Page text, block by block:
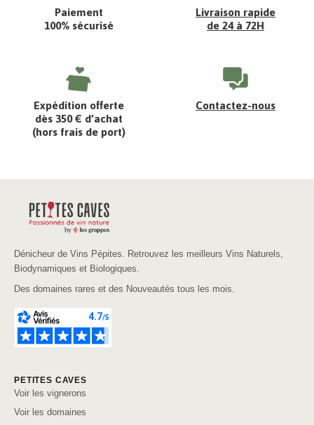
Paiement
100% sécurisé
Livraison rapide
de 24 à 72H
Expédition offerte
dès 350 € d’achat
(hors frais de port)
Contactez-nous
Dénicheur de Vins Pépites. Retrouvez les meilleurs Vins Naturels,
Biodynamiques et Biologiques.
Des domaines rares et des Nouveautés tous les mois.
PETITES CAVES
Voir les vignerons
Voir les domaines